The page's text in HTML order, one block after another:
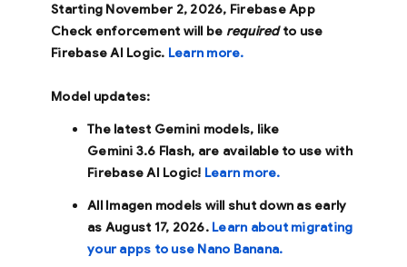
Starting November 2, 2026, Firebase App
Check enforcement will be requiredto use
Firebase AI Logic. Learn more.
Model updates:
The latest Gemini models, like
Gemini 3.6 Flash, are available to use with
Firebase AI Logic! Learn more.
All Imagen models will shut down as early
as August 17, 2026. Learn about migrating
your apps to use Nano Banana.